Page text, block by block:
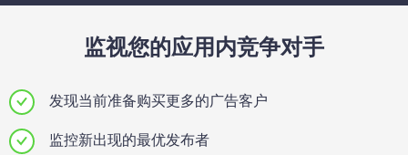
监视您的应用内竞争对手
发现当前准备购买更多的广告客户
监控新出现的最优发布者